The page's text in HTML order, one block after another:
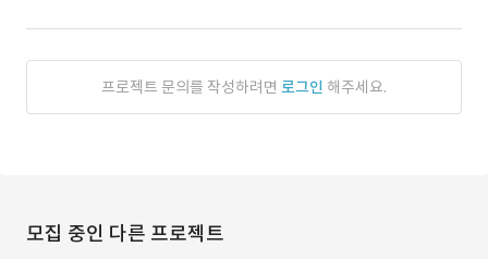
프로젝트 문의를 작성하려면 로그인 해주세요.
모집 중인 다른 프로젝트